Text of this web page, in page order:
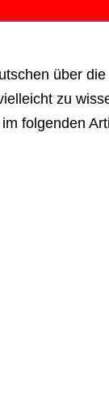
über
zu
folgenden